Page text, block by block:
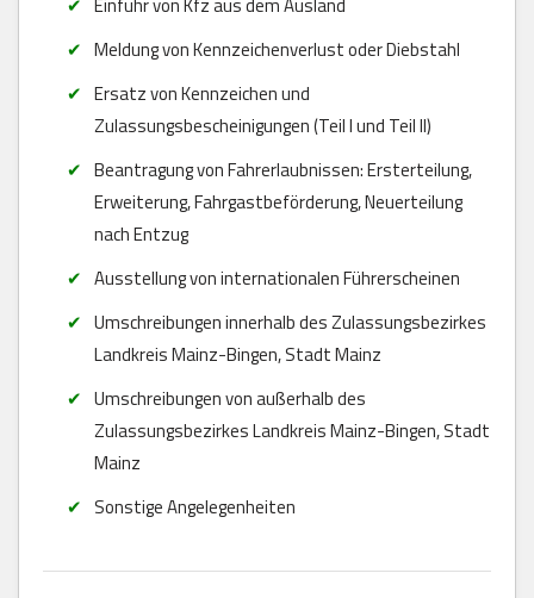
Meldung von Kennzeichenverlust oder Diebstahl
Ersatz von Kennzeichen und
Zulassungsbescheinigungen (Teil I und Teil II)
Beantragung von Fahrerlaubnissen: Ersterteilung,
Erweiterung, Fahrgastbeförderung, Neuerteilung
nach Entzug
Ausstellung von internationalen Führerscheinen
Umschreibungen innerhalb des Zulassungsbezirkes
Landkreis Mainz-Bingen, Stadt Mainz
Umschreibungen von außerhalb des
Zulassungsbezirkes Landkreis Mainz-Bingen, Stadt
Mainz
Sonstige Angelegenheiten